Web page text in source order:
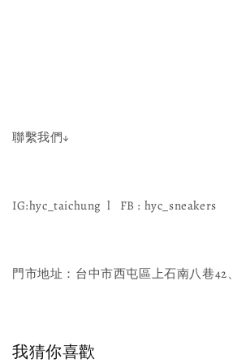
聯繫我們↓
IG:hyc_taichung l FB : hyc_sneakers
門市地址：台中市西屯區上石南八巷42
我猜你喜歡